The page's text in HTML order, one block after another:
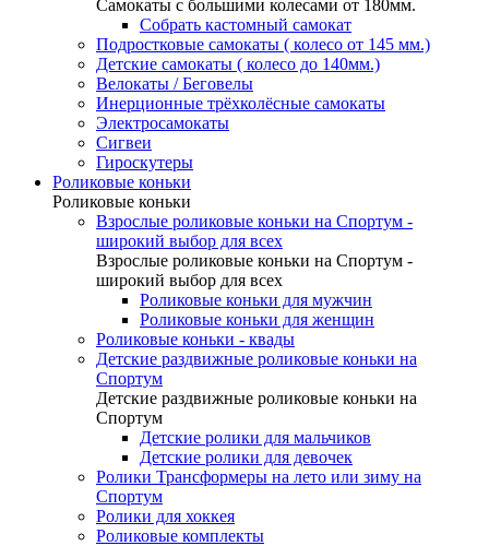
Самокаты с большими колесами от 180мм.
Собрать кастомный самокат
Подростковые самокаты ( колесо от 145 мм.)
Детские самокаты ( колесо до 140мм.)
Велокаты / Беговелы
Инерционные трёхколёсные самокаты
Электросамокаты
Сигвеи
Гироскутеры
Роликовые коньки
Роликовые коньки
Взрослые роликовые коньки на Спортум -
широкий выбор для всех
Взрослые роликовые коньки на Спортум -
широкий выбор для всех
Роликовые коньки для мужчин
Роликовые коньки для женщин
Роликовые коньки - квады
Детские раздвижные роликовые коньки на
Спортум
Детские раздвижные роликовые коньки на
Спортум
Детские ролики для мальчиков
Детские ролики для девочек
Ролики Трансформеры на лето или зиму на
Спортум
Ролики для хоккея
Роликовые комплекты